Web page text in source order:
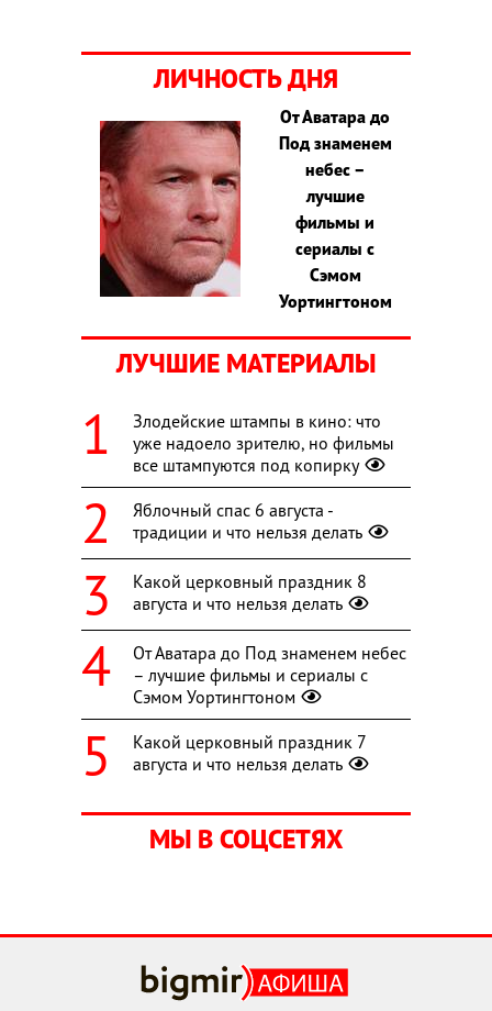
ЛИЧНОСТЬ ДНЯ
От Аватара до
Под знаменем
небес –
лучшие
фильмы и
сериалы с
Сэмом
Уортингтоном
ЛУЧШИЕ МАТЕРИАЛЫ
Злодейские штампы в кино: что
уже надоело зрителю, но фильмы
все штампуются под копирку
Яблочный спас 6 августа -
традиции и что нельзя делать
Какой церковный праздник 8
августа и что нельзя делать
От Аватара до Под знаменем небес
– лучшие фильмы и сериалы с
Сэмом Уортингтоном
Какой церковный праздник 7
августа и что нельзя делать
МЫ В СОЦСЕТЯХ